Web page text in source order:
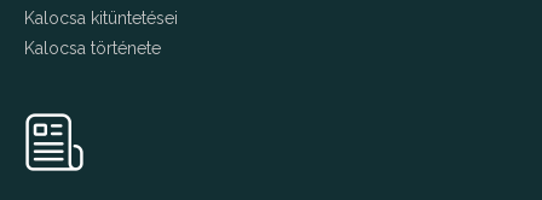
Kalocsa kitüntetései
Kalocsa története